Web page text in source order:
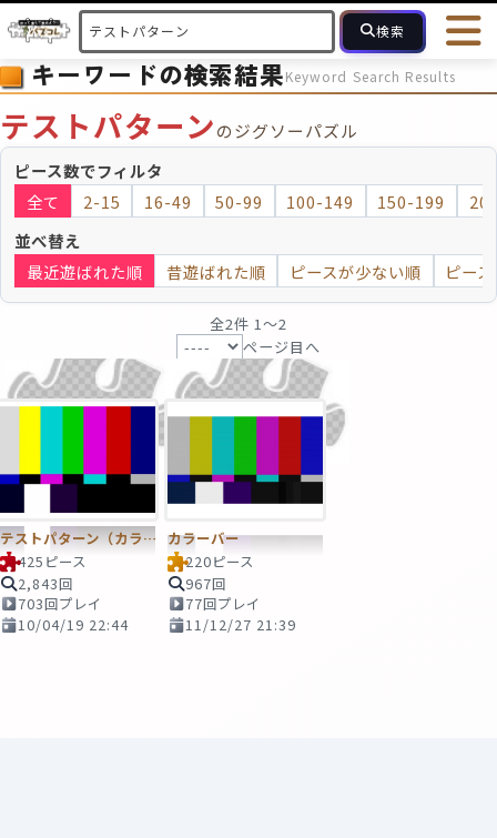
検索
HOME 会員登録
ログイン
ヘルプ
最近投稿され
ピース数 2～15 16～49 50～99 100
モザイク モザイクのみ
キーワードの検索結果Keyword Search Results
テストパターンのジグソーパズル
ピース数でフィルタ
全て
2-15 16-49 50-99 100-149 150-199
並べ替え
最近遊ばれた順
昔遊ばれた順 ピースが少ない順 ピー
全2件 1〜2
ページ目へ
テストパターン（カラー）
425ピース
2,843回
703回プレイ
10/04/19 22:44
カラーバー
220ピース
967回
77回プレイ
11/12/27 21:39